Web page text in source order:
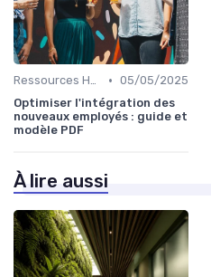
Ressources Humaines • 05/05/2025
Optimiser l'intégration des
nouveaux employés : guide et
modèle PDF
À lire aussi